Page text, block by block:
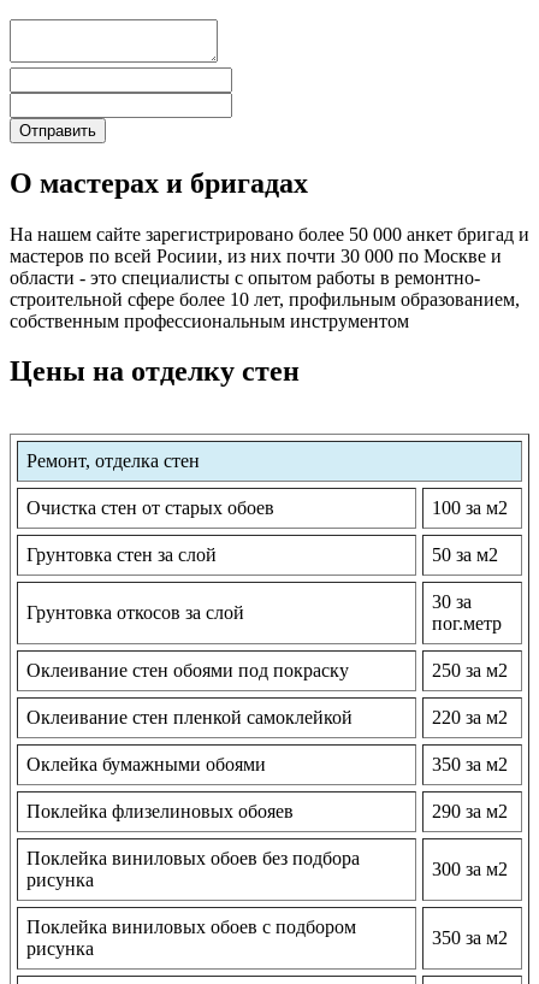
О мастерах и бригадах
На нашем сайте зарегистрировано более 50 000 анкет бригад и
мастеров по всей Росиии, из них почти 30 000 по Москве и
области - это специалисты с опытом работы в ремонтно-
строительной сфере более 10 лет, профильным образованием,
собственным профессиональным инструментом
Цены на отделку стен
Ремонт, отделка стен
Очистка стен от старых обоев 100 за м2
Грунтовка стен за слой 50 за м2
Грунтовка откосов за слой
30 за
пог.метр
Оклеивание стен обоями под покраску 250 за м2
Оклеивание стен пленкой самоклейкой 220 за м2
Оклейка бумажными обоями 350 за м2
Поклейка флизелиновых обояев 290 за м2
Поклейка виниловых обоев без подбора
рисунка
300 за м2
Поклейка виниловых обоев с подбором
рисунка
350 за м2